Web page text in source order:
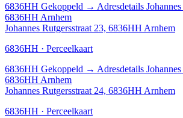
6836HH Gekoppeld → Adresdetails
6836HH Arnhem
Johannes Rutgersstraat 23, 6836HH Arnhem
6836HH · Perceelkaart
6836HH Gekoppeld → Adresdetails
6836HH Arnhem
Johannes Rutgersstraat 24, 6836HH Arnhem
6836HH · Perceelkaart